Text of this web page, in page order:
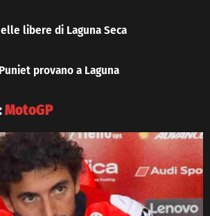
libere di Laguna Seca
provano a Laguna
MotoGP